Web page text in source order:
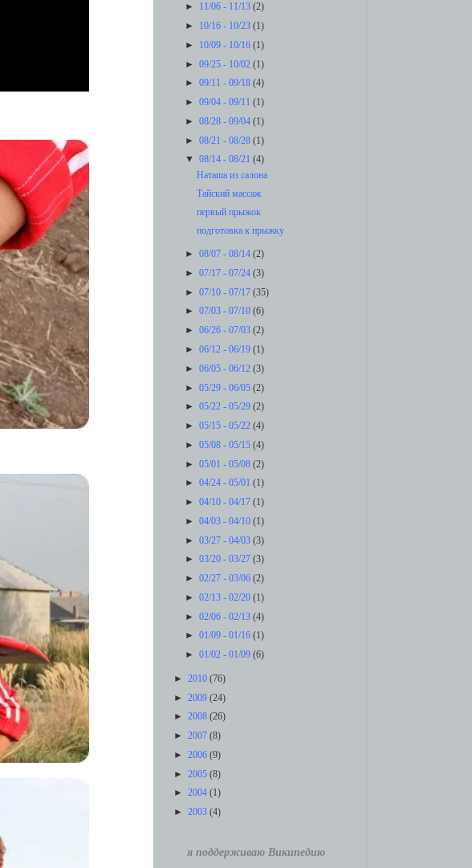
► 11/06 - 11/13(2)
► 10/16 - 10/23(1)
► 10/09 - 10/16(1)
►09/25 - 10/02(1)
►09/11 - 09/18(4)
►09/04 - 09/11(1)
►08/28 - 09/04(1)
►08/21 - 08/28(1)
▼08/14 - 08/21(4)
Наташа из салона
Тайский массаж
первый прыжок
подготовка к прыжку
►08/07 - 08/14(2)
►07/17 - 07/24(3)
►07/10 - 07/17(35)
►07/03 - 07/10(6)
►06/26 - 07/03(2)
►06/12 - 06/19(1)
►06/05 - 06/12(3)
►05/29 - 06/05(2)
►05/22 - 05/29(2)
►05/15 - 05/22(4)
►05/08 - 05/15(4)
►05/01 - 05/08(2)
►04/24 - 05/01(1)
►04/10 - 04/17(1)
►04/03 - 04/10(1)
►03/27 - 04/03(3)
►03/20 - 03/27(3)
►02/27 - 03/06(2)
►02/13 - 02/20(1)
►02/06 - 02/13(4)
►01/09 - 01/16(1)
►01/02 - 01/09(6)
► 2010 (76)
► 2009 (24)
► 2008 (26)
► 2007 (8)
► 2006 (9)
► 2005 (8)
► 2004 (1)
► 2003 (4)
я поддерживаю Википедию